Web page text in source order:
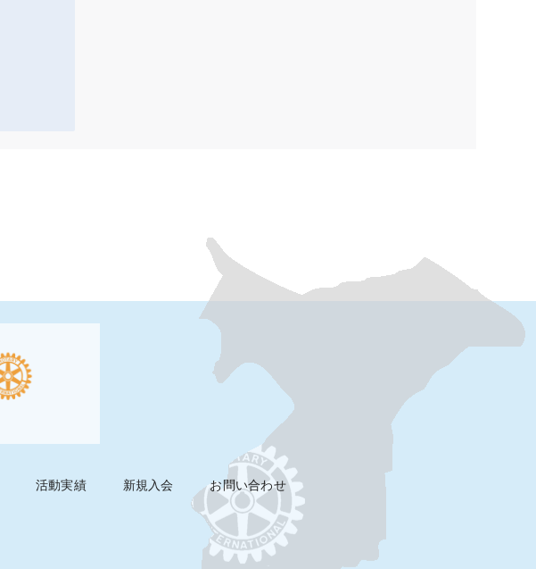
活動実績 新規入会
お問い合わせ